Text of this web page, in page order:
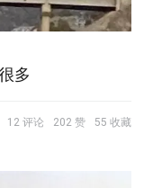
多
12 评论 202 赞 55 收藏